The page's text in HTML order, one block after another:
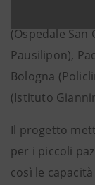
(Ospedale
Pausilipon),
Bologna
(Istituto
Il progetto
per i piccoli
così le